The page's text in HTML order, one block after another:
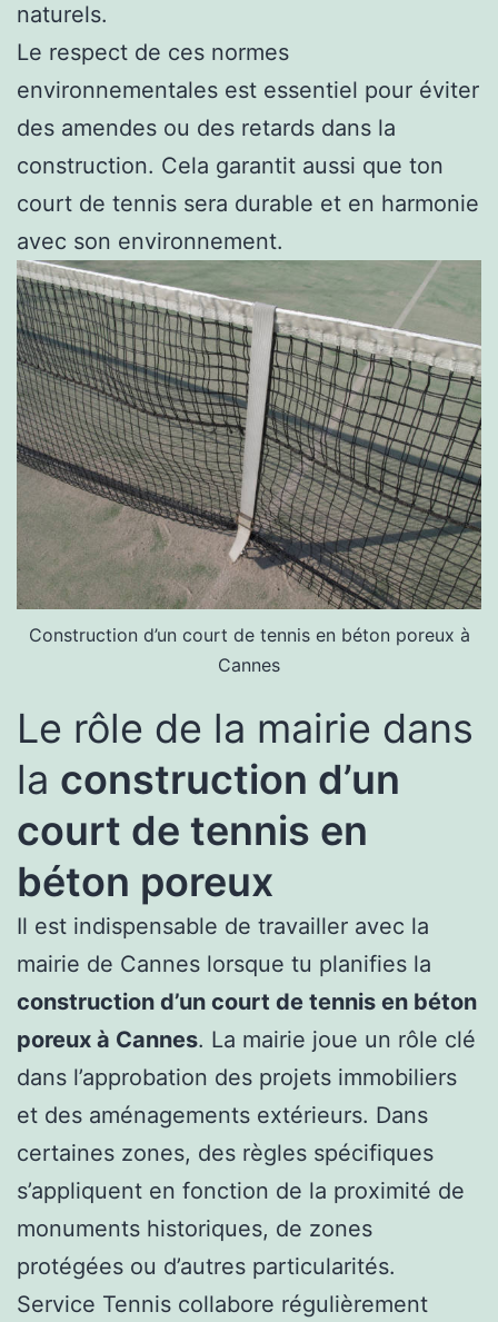
naturels.
Le respect de ces normes
environnementales est essentiel pour éviter
des amendes ou des retards dans la
construction. Cela garantit aussi que ton
court de tennis sera durable et en harmonie
avec son environnement.
Construction d’un court de tennis en béton poreux à
Cannes
Le rôle de la mairie dans
la construction d’un
court de tennis en
béton poreux
Il est indispensable de travailler avec la
mairie de Cannes lorsque tu planifies la
construction d’un court de tennis en béton
poreux à Cannes. La mairie joue un rôle clé
dans l’approbation des projets immobiliers
et des aménagements extérieurs. Dans
certaines zones, des règles spécifiques
s’appliquent en fonction de la proximité de
monuments historiques, de zones
protégées ou d’autres particularités.
Service Tennis collabore régulièrement